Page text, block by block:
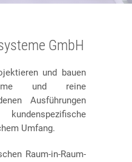
GmbH
und bauen
und reine
Ausführungen
Umfang.
Raum-in-Raum-